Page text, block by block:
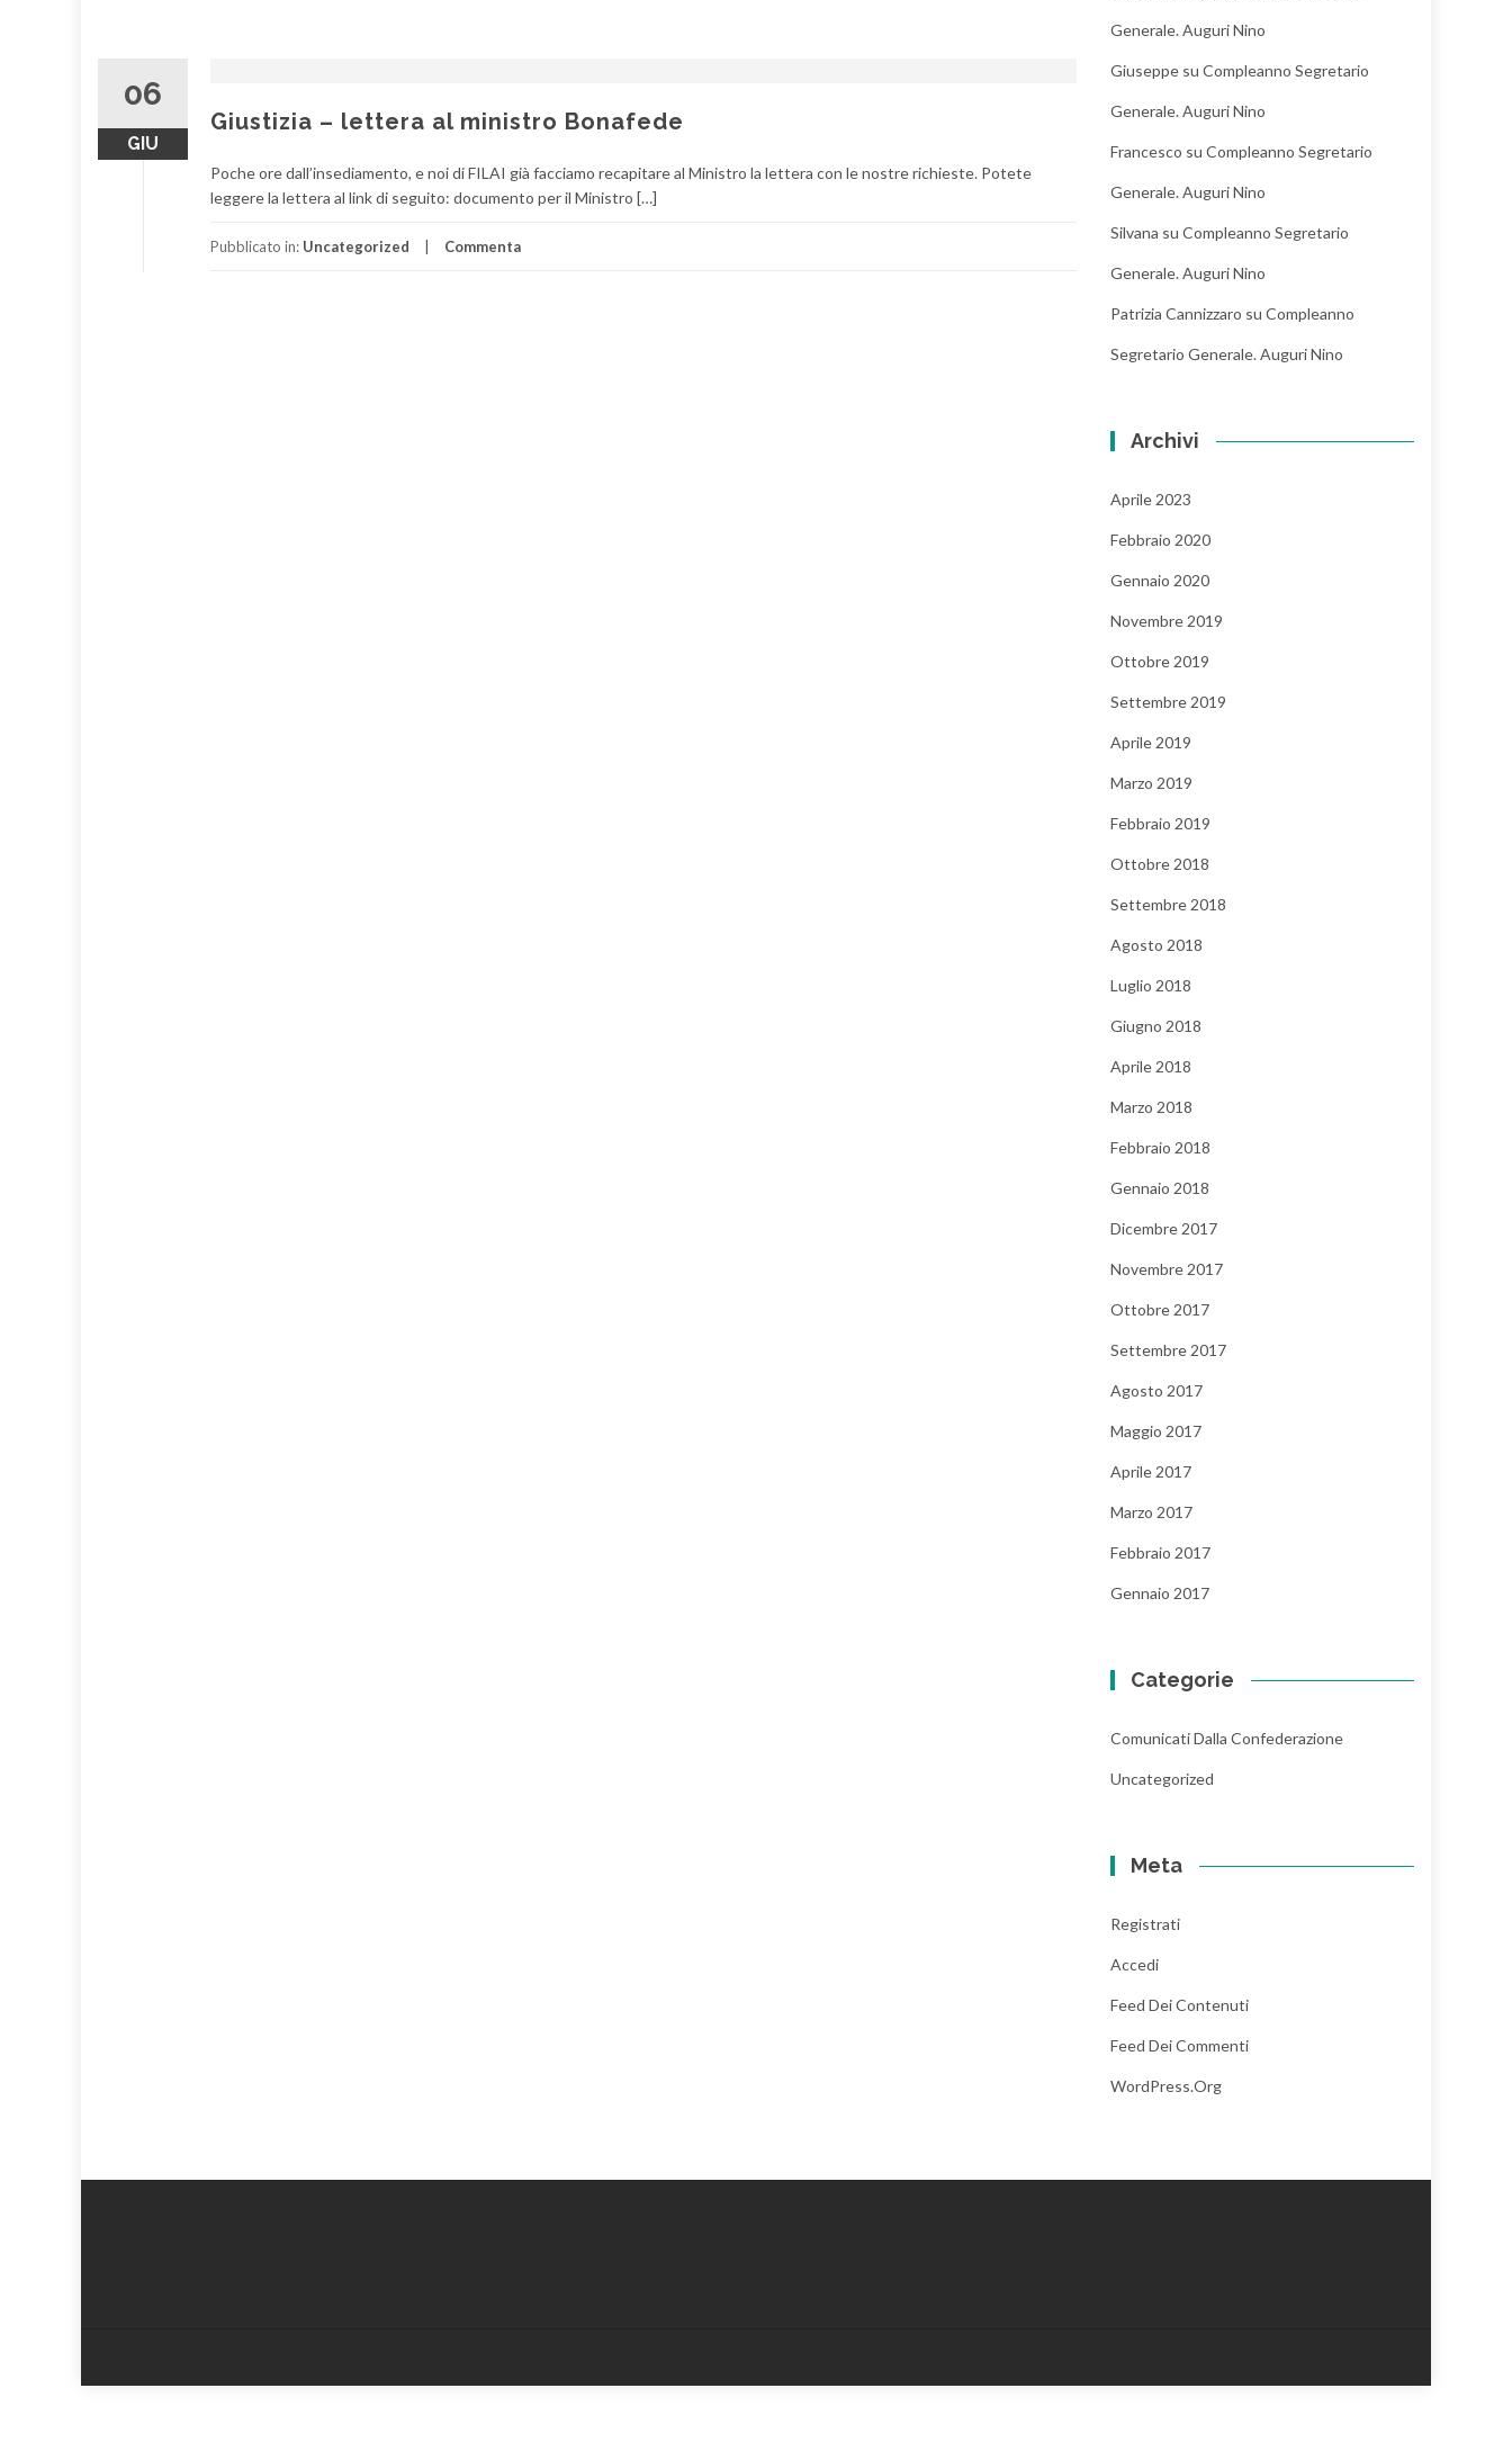
06
GIU
Giustizia – lettera al ministro Bonafede
Poche ore dall’insediamento, e noi di FILAI già facciamo recapitare al Ministro la lettera con le nostre richieste. Potete
leggere la lettera al link di seguito: documento per il Ministro […]
Pubblicato in: Uncategorized Commenta
Generale. Auguri Nino
Giuseppe su Compleanno Segretario
Generale. Auguri Nino
Francesco su Compleanno Segretario
Generale. Auguri Nino
Silvana su Compleanno Segretario
Generale. Auguri Nino
Patrizia Cannizzaro su Compleanno
Segretario Generale. Auguri Nino
Archivi
Aprile 2023
Febbraio 2020
Gennaio 2020
Novembre 2019
Ottobre 2019
Settembre 2019
Aprile 2019
Marzo 2019
Febbraio 2019
Ottobre 2018
Settembre 2018
Agosto 2018
Luglio 2018
Giugno 2018
Aprile 2018
Marzo 2018
Febbraio 2018
Gennaio 2018
Dicembre 2017
Novembre 2017
Ottobre 2017
Settembre 2017
Agosto 2017
Maggio 2017
Aprile 2017
Marzo 2017
Febbraio 2017
Gennaio 2017
Categorie
Comunicati Dalla Confederazione
Uncategorized
Meta
Registrati
Accedi
Feed Dei Contenuti
Feed Dei Commenti
WordPress.org